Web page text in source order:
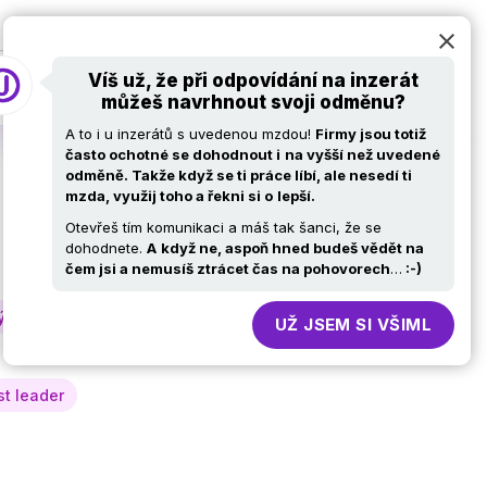
Pro firmy Volní ajťáci Kariérní stránky
leader
Víš už, že při odpovídání na inzerát
můžeš navrhnout svoji odměnu?
A to i u inzerátů s uvedenou mzdou! Firmy jsou totiž
často ochotné se dohodnout i na vyšší než uvedené
odměně. Takže když se ti práce líbí, ale nesedí ti
mzda, využij toho a řekni si o lepší.
Otevřeš tím komunikaci a máš tak šanci, že se
dohodnete. A když ne, aspoň hned budeš vědět na
čem jsi a nemusíš ztrácet čas na pohovorech… :-)
UŽ JSEM SI VŠIML